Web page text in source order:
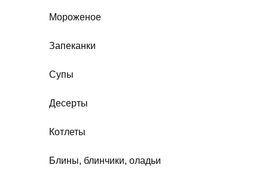
Мороженое
Запеканки
Супы
Десерты
Котлеты
Блины, блинчики, оладьи